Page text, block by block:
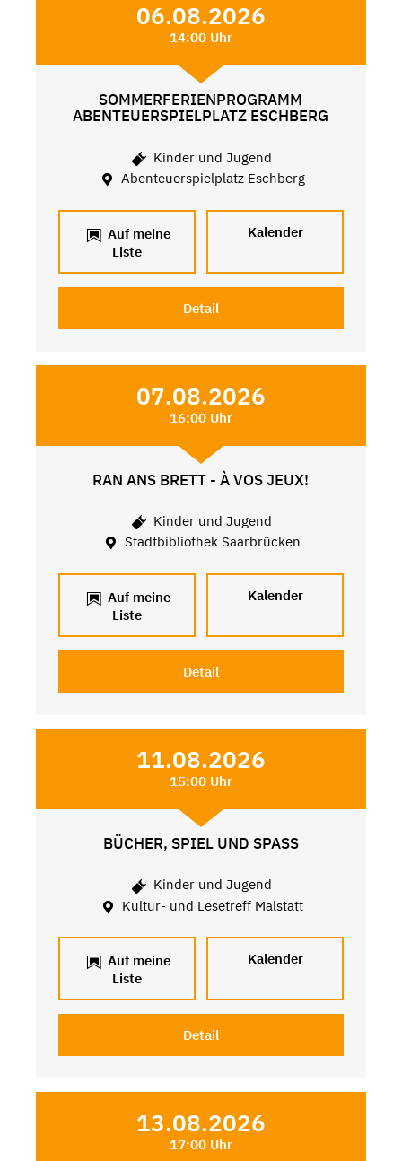
06.08.2026
14:00 Uhr
SOMMERFERIENPROGRAMM
ABENTEUERSPIELPLATZ ESCHBERG
Kinder und Jugend
Abenteuerspielplatz Eschberg
Auf meine
Liste
Kalender
Detail
07.08.2026
16:00 Uhr
RAN ANS BRETT - À VOS JEUX!
Kinder und Jugend
Stadtbibliothek Saarbrücken
Auf meine
Liste
Kalender
Detail
11.08.2026
15:00 Uhr
BÜCHER, SPIEL UND SPASS
Kinder und Jugend
Kultur- und Lesetreff Malstatt
Auf meine
Liste
Kalender
Detail
13.08.2026
17:00 Uhr